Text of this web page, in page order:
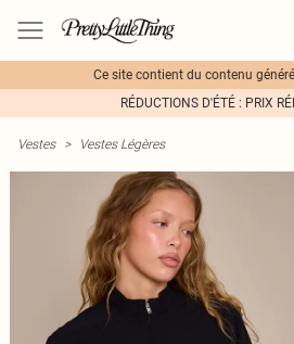
Ce site contient du contenu
RÉDUCTIONS D'ÉTÉ : PRIX
Vestes > Vestes Légères